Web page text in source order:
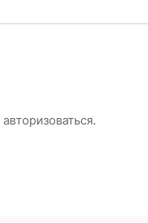
авторизоваться.